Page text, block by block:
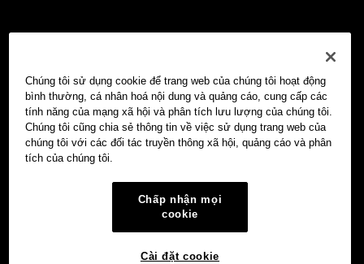
Chúng tôi sử dụng cookie để trang web của chúng tôi hoạt động
bình thường, cá nhân hoá nội dung và quảng cáo, cung cấp các
tính năng của mạng xã hội và phân tích lưu lượng của chúng tôi.
Chúng tôi cũng chia sẻ thông tin về việc sử dụng trang web của
chúng tôi với các đối tác truyền thông xã hội, quảng cáo và phân
tích của chúng tôi.
Chấp nhận mọi
cookie
Cài đặt cookie